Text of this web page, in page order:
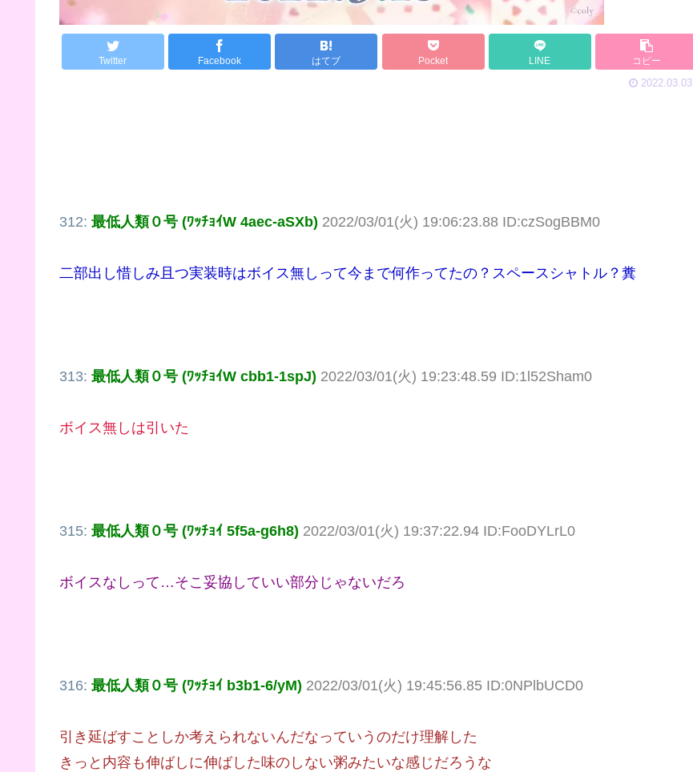
Twitter Facebook はてブ Pocket LINE コピー
2022.03.03
312: 最低人類０号 (ﾜｯﾁｮｲW 4aec-aSXb) 2022/03/01(火) 19:06:23.88 ID:czSogBBM0
二部出し惜しみ且つ実装時はボイス無しって今まで何作ってたの？スペースシャトル？糞
313: 最低人類０号 (ﾜｯﾁｮｲW cbb1-1spJ) 2022/03/01(火) 19:23:48.59 ID:1l52Sham0
ボイス無しは引いた
315: 最低人類０号 (ﾜｯﾁｮｲ 5f5a-g6h8) 2022/03/01(火) 19:37:22.94 ID:FooDYLrL0
ボイスなしって…そこ妥協していい部分じゃないだろ
316: 最低人類０号 (ﾜｯﾁｮｲ b3b1-6/yM) 2022/03/01(火) 19:45:56.85 ID:0NPlbUCD0
引き延ばすことしか考えられないんだなっていうのだけ理解した
きっと内容も伸ばしに伸ばした味のしない粥みたいな感じだろうな